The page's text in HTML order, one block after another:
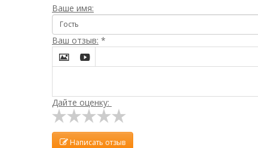
Ваше имя:
Ваш отзыв: *
 
Дайте оценку:
Написать отзыв